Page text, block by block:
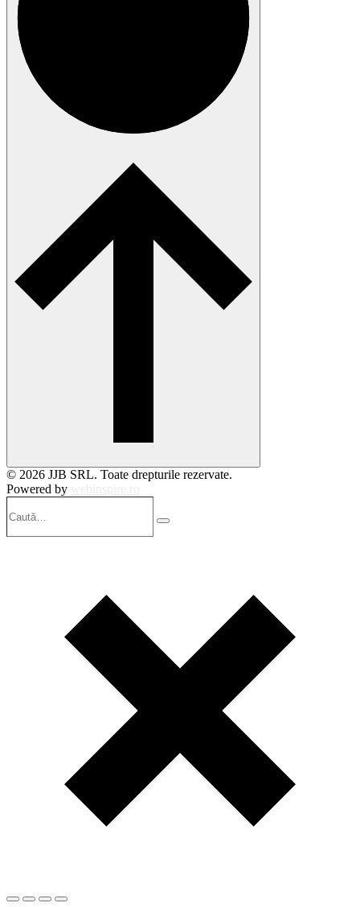
© 2026 JJB SRL. Toate drepturile rezervate.
Powered by
Search